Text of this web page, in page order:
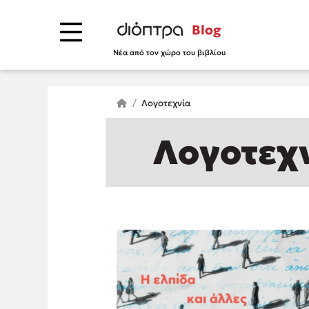
Blog
Νέα από τον χώρο του βιβλίου
Λογοτεχνία